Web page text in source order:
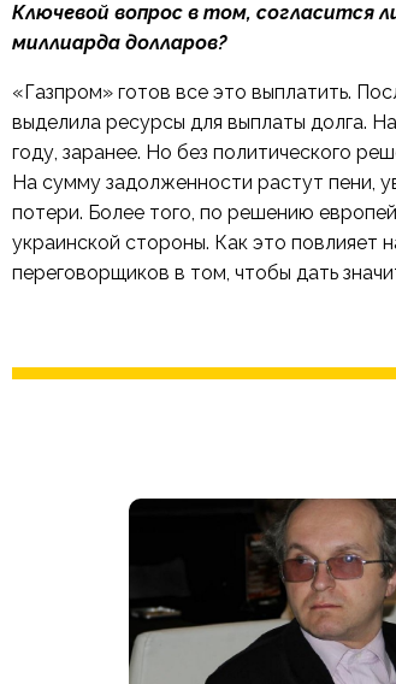
Ключевой вопрос в том, согласится
миллиарда долларов?
«Газпром» готов все это выплатить.
выделила ресурсы для выплаты долга.
году, заранее. Но без политического
На сумму задолженности растут пени,
потери. Более того, по решению
украинской стороны. Как это повлияет
переговорщиков в том, чтобы дать